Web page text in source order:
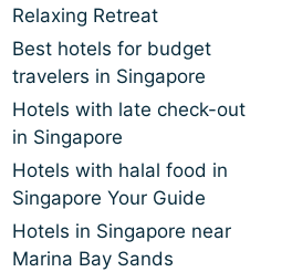
Relaxing Retreat
Best hotels for budget
travelers in Singapore
Hotels with late check-out
in Singapore
Hotels with halal food in
Singapore Your Guide
Hotels in Singapore near
Marina Bay Sands